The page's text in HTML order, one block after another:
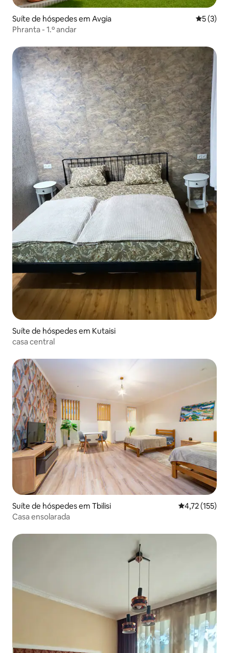
Suíte de hóspedes em Avgia
5 (3)
Phranta - 1.º andar
Suíte de hóspedes em Kutaisi
casa central
Suíte de hóspedes em Tbilisi Classificação
4,72 (155)
Casa ensolarada